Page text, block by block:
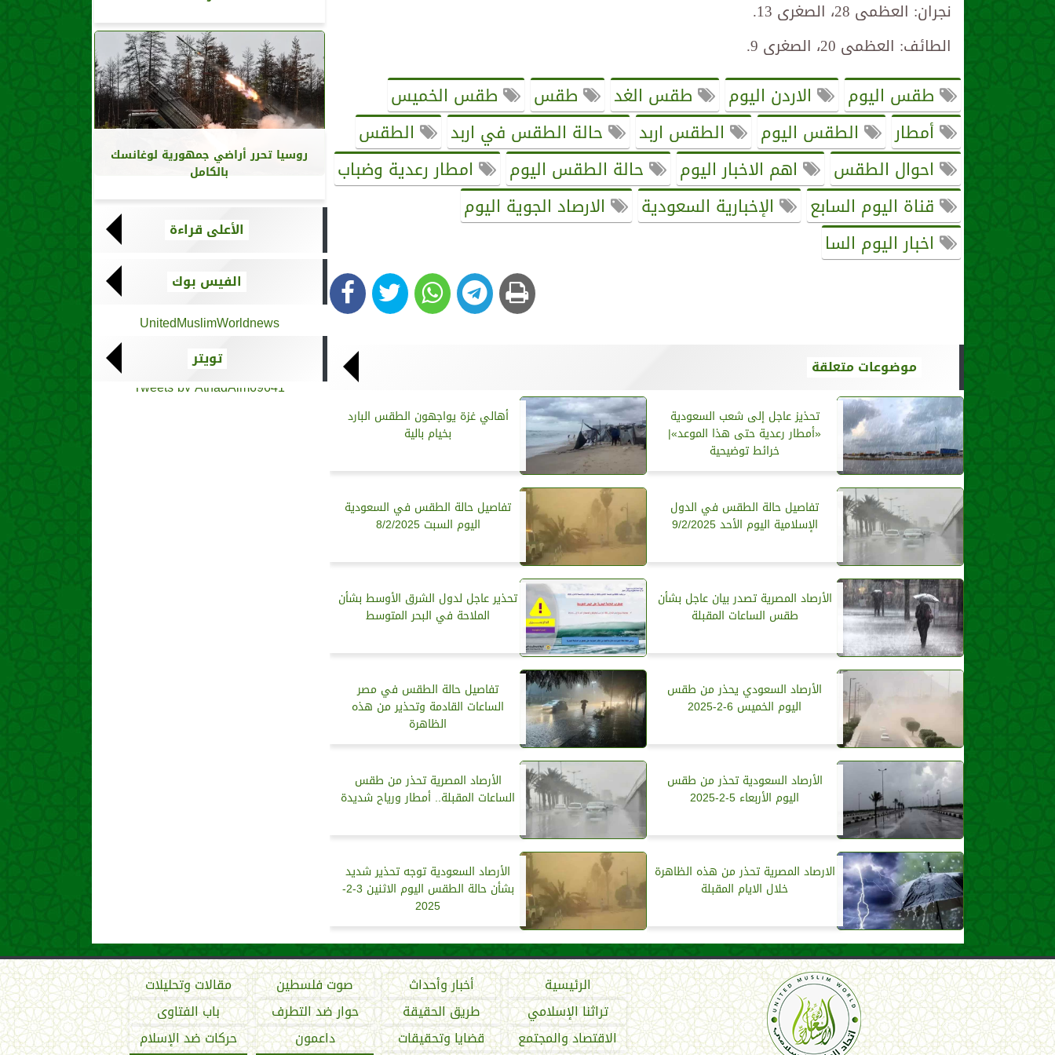
نجران: العظمى 28، الصغرى 13.
الطائف: العظمى 20، الصغرى 9.
طقس اليوم الاردن اليوم طقس الغد طقس
طقس الخميس
أمطار
الطقس اليوم الطقس اربد حالة الطقس في اربد
الطقس
احوال الطقس
اهم الاخبار اليوم حالة الطقس اليوم
امطار رعدية وضباب
قناة اليوم السابع
الإخبارية السعودية
الارصاد الجوية اليوم
اخبار اليوم السا
موضوعات متعلقة
تحذيز عاجل إلى شعب السعودية
«أمطار رعدية حتى هذا الموعد»|
خرائط توضيحية
أهالي غزة يواجهون الطقس البارد
بخيام بالية
تفاصيل حالة الطقس في الدول
الإسلامية اليوم الأحد 9/2/2025
تفاصيل حالة الطقس في السعودية
اليوم السبت 8/2/2025
الأرصاد المصرية تصدر بيان عاجل بشأن
طقس الساعات المقبلة
تحذير عاجل لدول الشرق الأوسط بشأن
الملاحة في البحر المتوسط
الأرصاد السعودي يحذر من طقس
اليوم الخميس 6-2-2025
تفاصيل حالة الطقس في مصر
الساعات القادمة وتحذير من هذه
الظاهرة
الأرصاد السعودية تحذر من طقس
اليوم الأربعاء 5-2-2025
الأرصاد المصرية تحذر من طقس
الساعات المقبلة.. أمطار ورياح شديدة
الارصاد المصرية تحذر من هذه الظاهرة
خلال الايام المقبلة
الأرصاد السعودية توجه تحذير شديد
بشأن حالة الطقس اليوم الاثنين 3-2-
2025
روسيا تحرر أراضي جمهورية لوغانسك
بالكامل
الأعلى قراءة
الفيس بوك
UnitedMuslimWorldnews
تويتر
Tweets by AthadAlm69641
الرئيسية أخبار وأحداث صوت فلسطين
مقالات وتحليلات
تراثنا الإسلامي
طريق الحقيقة حوار ضد التطرف
باب الفتاوى
الاقتصاد والمجتمع
قضايا وتحقيقات داعمون
حركات ضد الإسلام